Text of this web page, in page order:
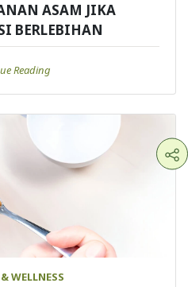
ASAM JIKA
BERLEBIHAN
Reading
WELLNESS